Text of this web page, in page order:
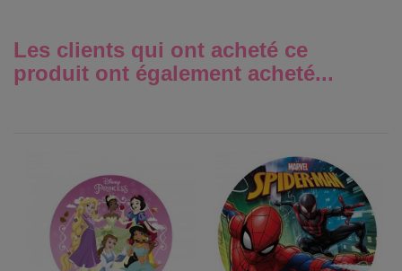
Les clients qui ont acheté ce
produit ont également acheté...